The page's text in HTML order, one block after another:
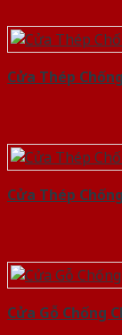
Cửa Thép
Cửa Thép
Cửa Gỗ Chống